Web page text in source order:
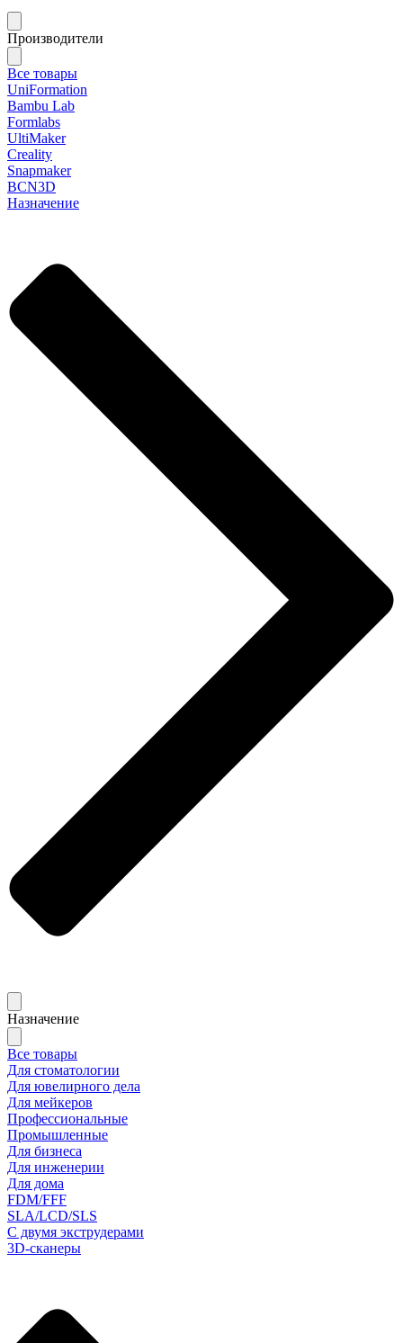
Производители
Все товары
UniFormation
Bambu Lab
Formlabs
UltiMaker
Creality
Snapmaker
BCN3D
Назначение
Назначение
Все товары
Для стоматологии
Для ювелирного дела
Для мейкеров
Профессиональные
Промышленные
Для бизнеса
Для инженерии
Для дома
FDM/FFF
SLA/LCD/SLS
С двумя экструдерами
3D-сканеры